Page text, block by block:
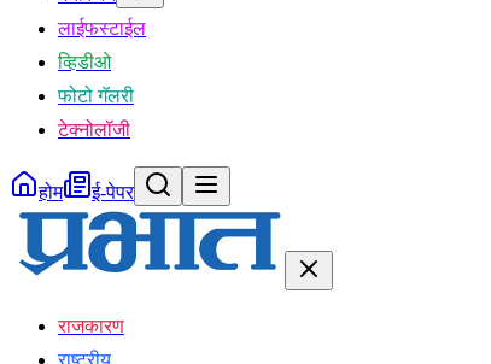
लाईफस्टाईल
व्हिडीओ
फोटो गॅलरी
टेक्नोलॉजी
होम ई-पेपर
राजकारण
राष्ट्रीय